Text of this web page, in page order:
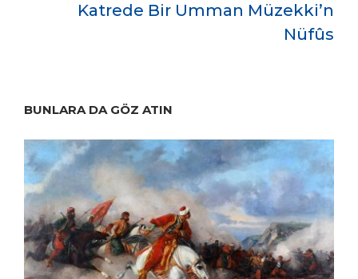
Katrede Bir Umman Müzekki’n
Nüfûs
BUNLARA DA GÖZ ATIN